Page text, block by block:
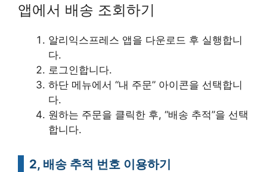
앱에서 배송 조회하기
알리익스프레스 앱을 다운로드 후 실행합니
다.
로그인합니다.
하단 메뉴에서 “내 주문” 아이콘을 선택합니
다.
원하는 주문을 클릭한 후, “배송 추적”을 선택
합니다.
2, 배송 추적 번호 이용하기